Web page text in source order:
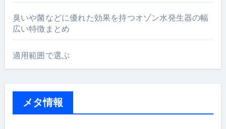
臭いや菌などに優れた効果を持つオゾン水発生器の幅
広い特徴まとめ
適用範囲で選ぶ
メタ情報